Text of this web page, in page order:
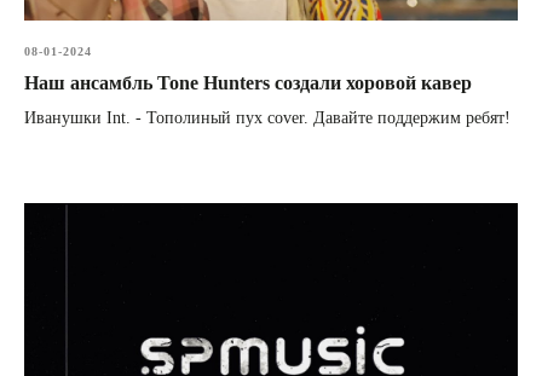
08-01-2024
Наш ансамбль Tone Hunters создали хоровой кавер
Иванушки Int. - Тополиный пух cover. Давайте поддержим ребят!